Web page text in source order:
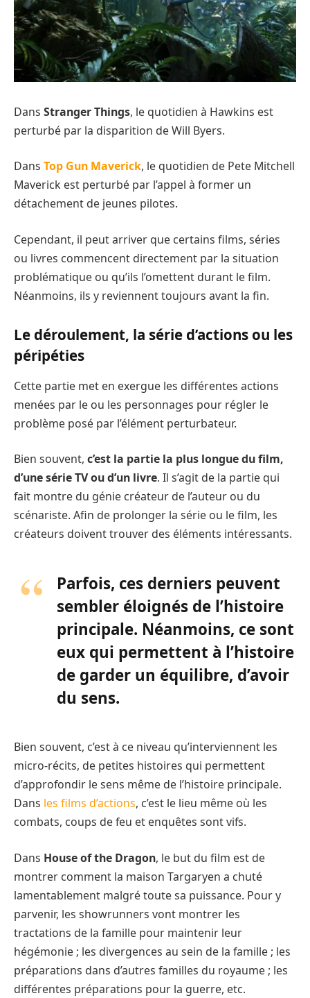
Dans Stranger Things, le quotidien à Hawkins est
perturbé par la disparition de Will Byers.
Dans Top Gun Maverick, le quotidien de Pete Mitchell
Maverick est perturbé par l’appel à former un
détachement de jeunes pilotes.
Cependant, il peut arriver que certains films, séries
ou livres commencent directement par la situation
problématique ou qu’ils l’omettent durant le film.
Néanmoins, ils y reviennent toujours avant la fin.
Le déroulement, la série d’actions ou les
péripéties
Cette partie met en exergue les différentes actions
menées par le ou les personnages pour régler le
problème posé par l’élément perturbateur.
Bien souvent, c’est la partie la plus longue du film,
d’une série TV ou d’un livre. Il s’agit de la partie qui
fait montre du génie créateur de l’auteur ou du
scénariste. Afin de prolonger la série ou le film, les
créateurs doivent trouver des éléments intéressants.
Parfois, ces derniers peuvent
sembler éloignés de l’histoire
principale. Néanmoins, ce sont
eux qui permettent à l’histoire
de garder un équilibre, d’avoir
du sens.
Bien souvent, c’est à ce niveau qu’interviennent les
micro-récits, de petites histoires qui permettent
d’approfondir le sens même de l’histoire principale.
Dans les films d’actions, c’est le lieu même où les
combats, coups de feu et enquêtes sont vifs.
Dans House of the Dragon, le but du film est de
montrer comment la maison Targaryen a chuté
lamentablement malgré toute sa puissance. Pour y
parvenir, les showrunners vont montrer les
tractations de la famille pour maintenir leur
hégémonie ; les divergences au sein de la famille ; les
préparations dans d’autres familles du royaume ; les
différentes préparations pour la guerre, etc.